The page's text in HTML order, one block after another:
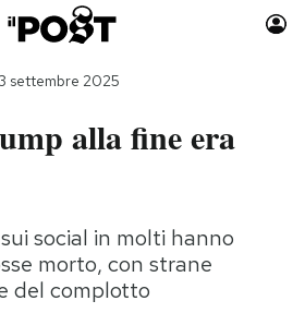
Auto
Consumismi
Storie/Idee
Ok Boomer!
settembre 2025
alla fine era
social in molti hanno
morto, con strane
del complotto